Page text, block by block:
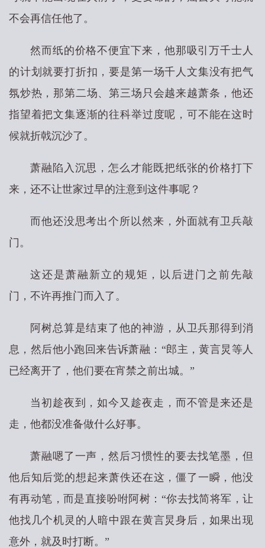
不会再信任他了。
然而纸的价格不便宜下来，他那吸引万千士人
的计划就要打折扣，要是第一场千人文集没有把气
氛炒热，那第二场、第三场只会越来越萧条，他还
指望着把文集逐渐的往科举过度呢，可不能在这时
候就折戟沉沙了。
萧融陷入沉思，怎么才能既把纸张的价格打下
来，还不让世家过早的注意到这件事呢？
而他还没思考出个所以然来，外面就有卫兵敲
门。
这还是萧融新立的规矩，以后进门之前先敲
门，不许再推门而入了。
阿树总算是结束了他的神游，从卫兵那得到消
息，然后他小跑回来告诉萧融：“郎主，黄言炅等人
已经离开了，他们要在宵禁之前出城。”
当初趁夜到，如今又趁夜走，而不管是来还是
走，他都没准备做什么好事。
萧融嗯了一声，然后习惯性的要去找笔墨，但
他后知后觉的想起来萧佚还在这，僵了一瞬，他没
有再动笔，而是直接吩咐阿树：“你去找简将军，让
他找几个机灵的人暗中跟在黄言炅身后，如果出现
意外，就及时打断。”